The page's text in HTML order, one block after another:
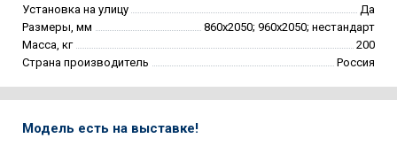
Установка на улицу
Да
Размеры, мм
860х2050; 960х2050; нестандарт
Масса, кг
200
Страна производитель
Россия
Модель есть на выставке!